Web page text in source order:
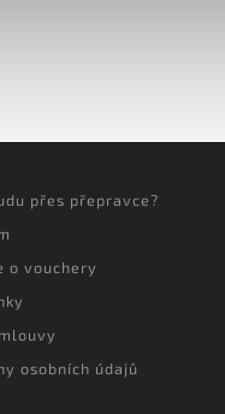
přes přepravce?
o vouchery
osobních údajů